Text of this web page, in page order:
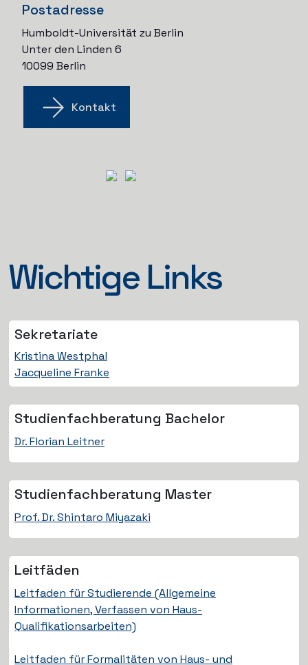
Postadresse
Humboldt-Universität zu Berlin
Unter den Linden 6
10099 Berlin
Kontakt
Wichtige Links
Sekretariate
Kristina Westphal
Jacqueline Franke
Studienfach­beratung Bachelor
Dr. Florian Leitner
Studienfach­beratung Master
Prof. Dr. Shintaro Miyazaki
Leitfäden
Leitfaden für Studierende (Allgemeine
Informationen, Verfassen von Haus-
Qualifikationsarbeiten)
Leitfaden für Formalitäten von Haus- und